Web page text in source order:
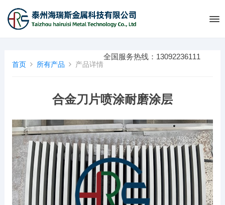
全国服务热线：13092236111
首页 所有产品 产品详情
合金刀片喷涂耐磨涂层